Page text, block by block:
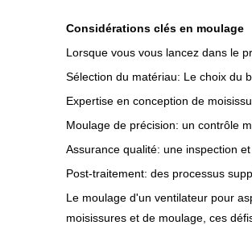
Considérations clés en moulage
Lorsque vous vous lancez dans le
Sélection du matériau: Le choix du
Expertise en conception de
Moulage de précision: un contrôle
Assurance qualité: une inspection
Post-traitement: des processus
Le moulage d'un ventilateur pour
moisissures et de moulage, ces